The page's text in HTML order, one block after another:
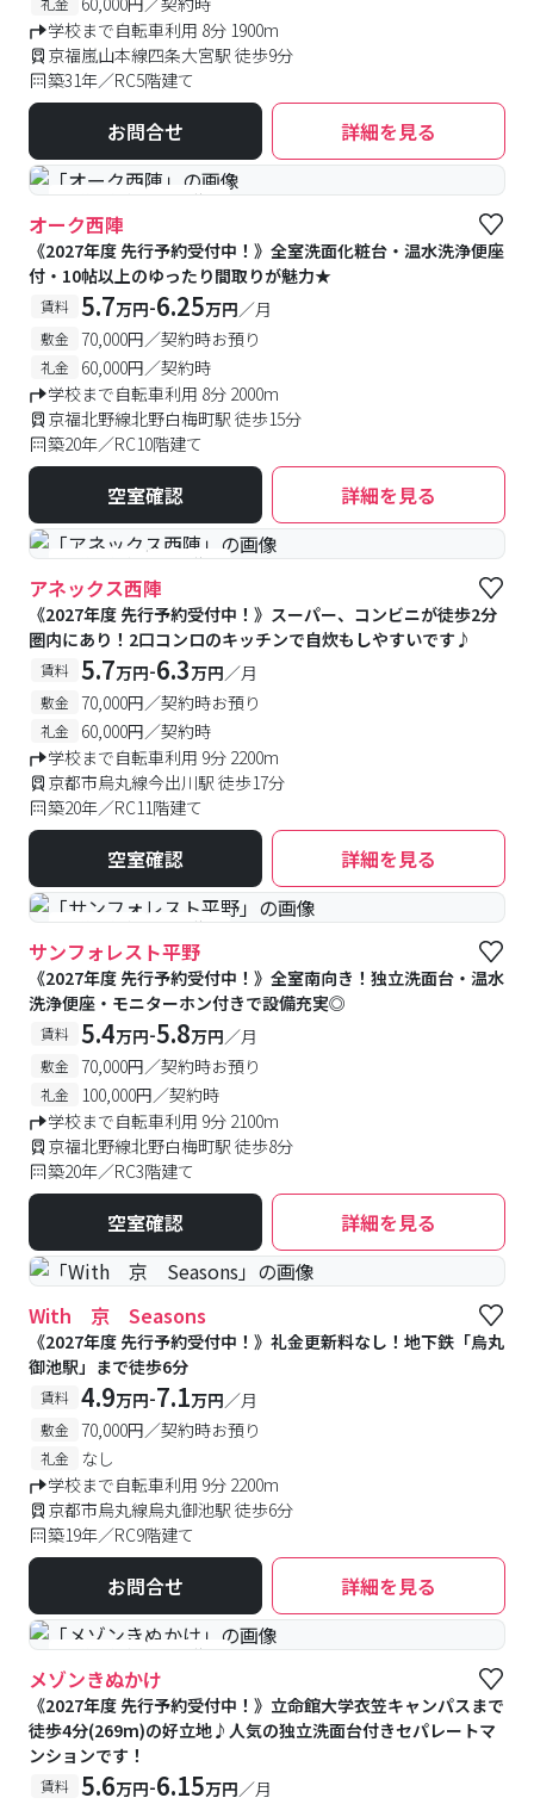
学校まで自転車利用 8分 1900m
京福嵐山本線四条大宮駅 徒歩9分
築31年／RC5階建て
お問合せ 詳細を見る
#予約受付中 #空室待ち
オーク西陣
《2027年度 先行予約受付中！》全室洗面化粧台・温水洗浄便座
付・10帖以上のゆったり間取りが魅力★
賃料 5.7万円-6.25万円／月
敷金 70,000円／契約時お預り
礼金
60,000円／契約時
学校まで自転車利用 8分 2000m
京福北野線北野白梅町駅 徒歩15分
築20年／RC10階建て
空室確認 詳細を見る
#予約受付中 #空室待ち
アネックス西陣
《2027年度 先行予約受付中！》スーパー、コンビニが徒歩2分
圏内にあり！2口コンロのキッチンで自炊もしやすいです♪
賃料 5.7万円-6.3万円／月
敷金 70,000円／契約時お預り
礼金
60,000円／契約時
学校まで自転車利用 9分 2200m
京都市烏丸線今出川駅 徒歩17分
築20年／RC11階建て
空室確認 詳細を見る
#予約受付中 #空室待ち
サンフォレスト平野
《2027年度 先行予約受付中！》全室南向き！独立洗面台・温水
洗浄便座・モニターホン付きで設備充実◎
賃料 5.4万円-5.8万円／月
敷金 70,000円／契約時お預り
礼金
100,000円／契約時
学校まで自転車利用 9分 2100m
京福北野線北野白梅町駅 徒歩8分
築20年／RC3階建て
空室確認 詳細を見る
With 京 Seasons
《2027年度 先行予約受付中！》礼金更新料なし！地下鉄「烏丸
御池駅」まで徒歩6分
賃料 4.9万円-7.1万円／月
敷金 70,000円／契約時お預り
礼金
なし
学校まで自転車利用 9分 2200m
京都市烏丸線烏丸御池駅 徒歩6分
築19年／RC9階建て
お問合せ 詳細を見る
#予約受付中 #空室待ち
メゾンきぬかけ
《2027年度 先行予約受付中！》立命館大学衣笠キャンパスまで
徒歩4分(269m)の好立地♪人気の独立洗面台付きセパレートマ
ンションです！
賃料 5.6万円-6.15万円／月